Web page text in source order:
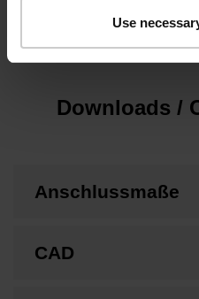
Use
Downloads /
Anschlussmaße
CAD